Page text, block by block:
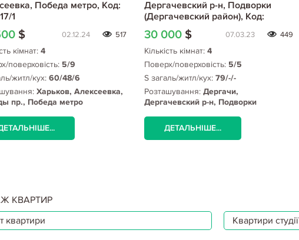
Победа метро, Код:
1
$ 02.12.24 517
кімнат: 4
поверховість: 5/9
житл/кух: 60/48/6
Харьков, Алексеевка,
пр., Победа метро
Дергачевский р-н, Подворки
(Дергачевский район), Код:
797920/1
30 000 $ 07.03.23 449
Кількість кімнат: 4
Поверх/поверховість: 5/5
S загаль/житл/кух: 79/-/-
Розташування: Дергачи,
Дергачевский р-н, Подворки
ДЕТАЛЬНІШЕ...
КВАРТИР
квартири
Квартири студії